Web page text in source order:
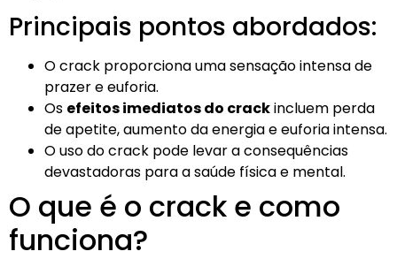
Principais pontos abordados:
O crack proporciona uma sensação intensa de
prazer e euforia.
Os efeitos imediatos do crackincluem perda
de apetite, aumento da energia e euforia intensa.
O uso do crack pode levar a consequências
devastadoras para a saúde física e mental.
O que é o crack e como
funciona?